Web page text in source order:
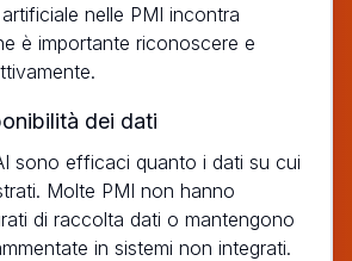
nelle PMI incontra
è importante riconoscere e
dei dati
sono efficaci quanto i dati su cui
Molte PMI non hanno
di raccolta dati o mantengono
in sistemi non integrati.